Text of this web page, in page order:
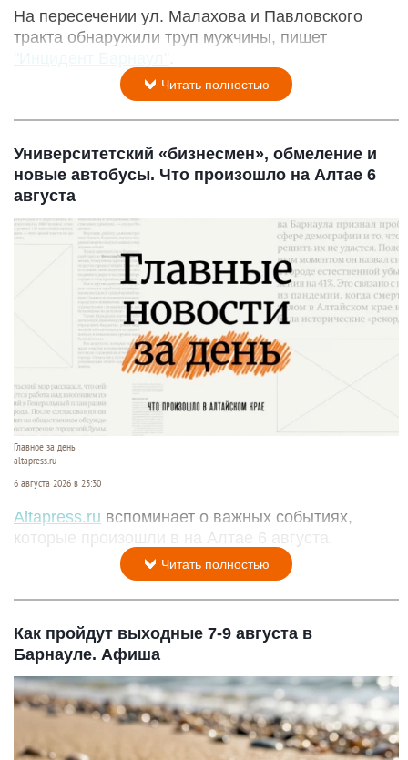
На пересечении ул. Малахова и Павловского
тракта обнаружили труп мужчины, пишет
"Инцидент Барнаул"
Читать полностью
Университетский «бизнесмен», обмеление и
новые автобусы. Что произошло на Алтае 6
августа
Главное за день
altapress.ru
6 августа 2026 в 23:30
Altapress.ru вспоминает о важных событиях,
которые произошли в на Алтае 6 августа.
Читать полностью
Как пройдут выходные 7-9 августа в
Барнауле. Афиша